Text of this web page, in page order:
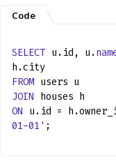
SELECT u.id, u.
h.city
FROM users u
JOIN houses h
ON u.id =
01-01' ;